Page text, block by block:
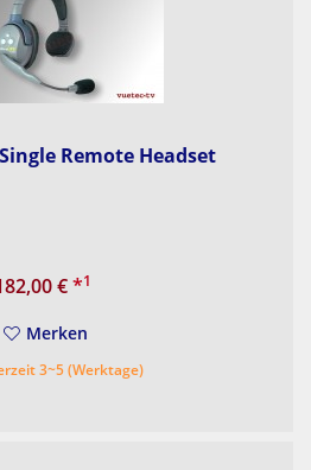
Remote Headset
€*1
Merken
3~5 (Werktage)